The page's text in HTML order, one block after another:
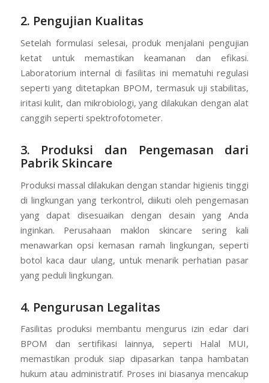
2. Pengujian Kualitas
Setelah formulasi selesai, produk menjalani pengujian
ketat untuk memastikan keamanan dan efikasi.
Laboratorium internal di fasilitas ini mematuhi regulasi
seperti yang ditetapkan BPOM, termasuk uji stabilitas,
iritasi kulit, dan mikrobiologi, yang dilakukan dengan alat
canggih seperti spektrofotometer.
3. Produksi dan Pengemasan dari
Pabrik Skincare
Produksi massal dilakukan dengan standar higienis tinggi
di lingkungan yang terkontrol, diikuti oleh pengemasan
yang dapat disesuaikan dengan desain yang Anda
inginkan. Perusahaan maklon skincare sering kali
menawarkan opsi kemasan ramah lingkungan, seperti
botol kaca daur ulang, untuk menarik perhatian pasar
yang peduli lingkungan.
4. Pengurusan Legalitas
Fasilitas produksi membantu mengurus izin edar dari
BPOM dan sertifikasi lainnya, seperti Halal MUI,
memastikan produk siap dipasarkan tanpa hambatan
hukum atau administratif. Proses ini biasanya mencakup